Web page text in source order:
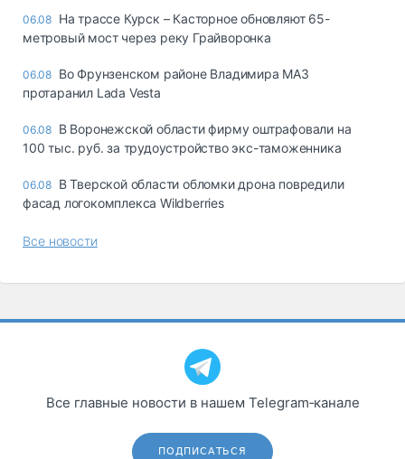
06.08 На трассе Курск – Касторное обновляют 65-
метровый мост через реку Грайворонка
06.08 Во Фрунзенском районе Владимира МАЗ
протаранил Lada Vesta
06.08 В Воронежской области фирму оштрафовали на
100 тыс. руб. за трудоустройство экс-таможенника
06.08 В Тверской области обломки дрона повредили
фасад логокомплекса Wildberries
Все новости
Все главные новости в нашем Telegram‑канале
ПОДПИСАТЬСЯ